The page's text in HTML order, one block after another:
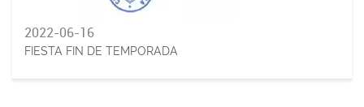
2022-06-16
FIESTA FIN DE TEMPORADA